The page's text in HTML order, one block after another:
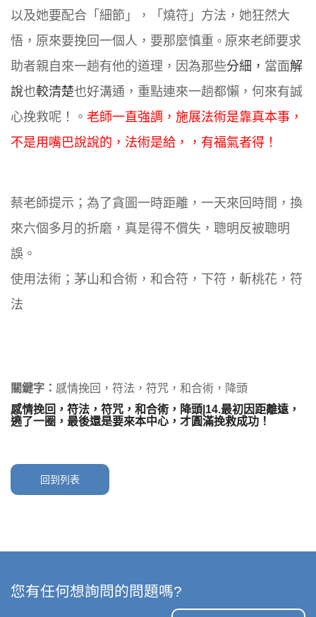
以及她要配合「細節」，「燒符」方法，她狂然大
悟，原來要挽回一個人，要那麼慎重 。 原來老師要求
助者親自來一趟有他的道理，因為那些分細 ， 當面解
說也較清楚也好溝通，重點連來一趟都懶，何來有誠
心挽救呢！。 老師一直強調，施展法術是靠真本事，
不是用嘴巴說說的，法術是給，，有福氣者得​！
蔡老師提示；為了貪圖一時距離，一天來回時間，換
來六個多月的折磨，真是得不償失，聰明反被聰明
誤。
使用法術；茅山和合術，和合符，下符，斬桃花，符​
法
關鍵字： 感情挽回，符法，符咒，和合術，降頭
感情挽回，符法，符咒，和合術，降頭|14.最初因距離遠，
遶了一圈，最後還是要來本中心，才圓滿挽救成功！
回到列表
您有任何想詢問的問題嗎?